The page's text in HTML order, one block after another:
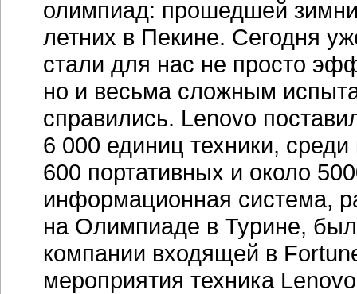
олимпиад: прошедшей
летних в Пекине. Сегодня
стали для нас не просто
но и весьма сложным
справились. Lenovo
6 000 единиц техники,
600 портативных и около
информационная система,
на Олимпиаде в Турине,
компании входящей в
мероприятия техника